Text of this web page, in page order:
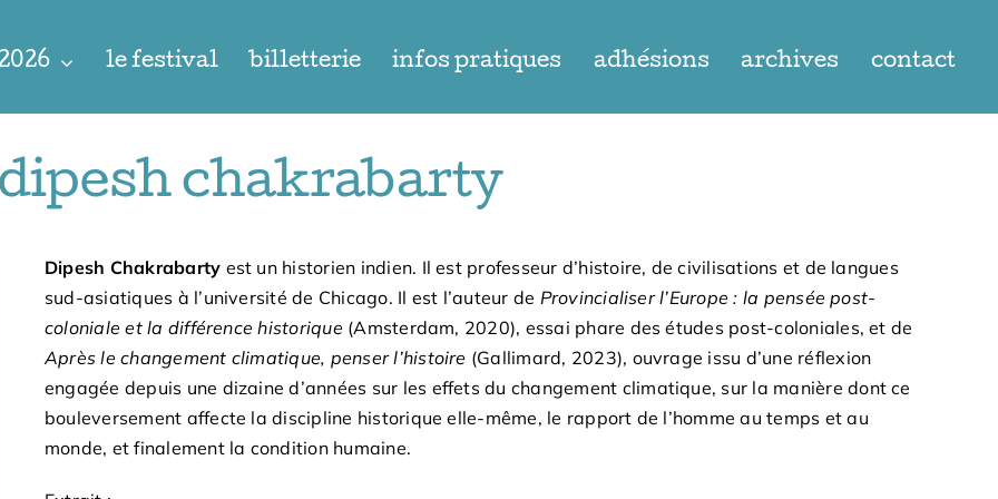
le festival billetterie infos pratiques adhésions archives contact
dipesh chakrabarty
Dipesh Chakrabarty est un historien indien. Il est professeur d’histoire, de civilisations et de langues
sud-asiatiques à l’université de Chicago. Il est l’auteur de Provincialiser l’Europe : la pensée post-
coloniale et la différence historique (Amsterdam, 2020), essai phare des études post-coloniales, et de
Après le changement climatique, penser l’histoire (Gallimard, 2023), ouvrage issu d’une réflexion
engagée depuis une dizaine d’années sur les effets du changement climatique, sur la manière dont ce
bouleversement affecte la discipline historique elle-même, le rapport de l’homme au temps et au
monde, et finalement la condition humaine.